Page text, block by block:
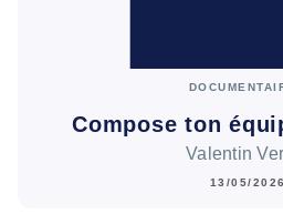
Compose ton
Valentin
13/05/2026